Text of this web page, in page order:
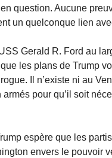
question. Aucune
un quelconque lien
Gerald R. Ford au
les plans de Trump
Il n’existe ni au
pour qu’il soit
espère que les
envers le pouvoir